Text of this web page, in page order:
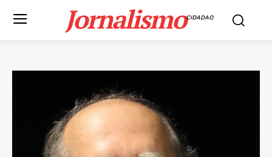
JornalismoCIDADAO